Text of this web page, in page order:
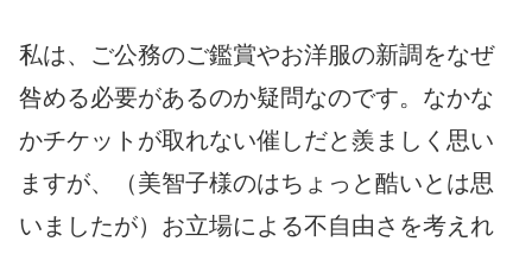
私は、ご公務のご鑑賞やお洋服の新調をなぜ
咎める必要があるのか疑問なのです。なかな
かチケットが取れない催しだと羨ましく思い
ますが、（美智子様のはちょっと酷いとは思
いましたが）お立場による不自由さを考えれ